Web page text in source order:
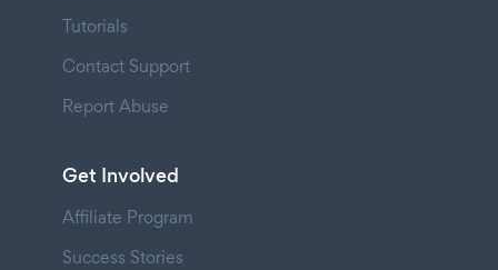
Tutorials
Contact Support
Report Abuse
Get Involved
Affiliate Program
Success Stories